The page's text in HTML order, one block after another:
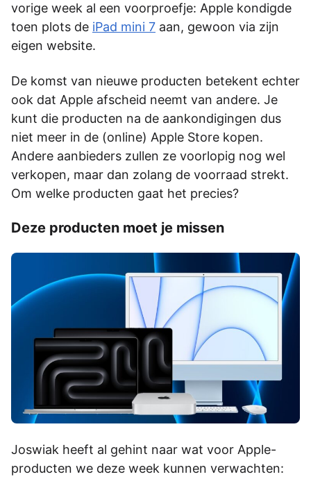
vorige week al een voorproefje: Apple kondigde
toen plots de iPad mini 7 aan, gewoon via zijn
eigen website.
De komst van nieuwe producten betekent echter
ook dat Apple afscheid neemt van andere. Je
kunt die producten na de aankondigingen dus
niet meer in de (online) Apple Store kopen.
Andere aanbieders zullen ze voorlopig nog wel
verkopen, maar dan zolang de voorraad strekt.
Om welke producten gaat het precies?
Deze producten moet je missen
Joswiak heeft al gehint naar wat voor Apple-
producten we deze week kunnen verwachten: